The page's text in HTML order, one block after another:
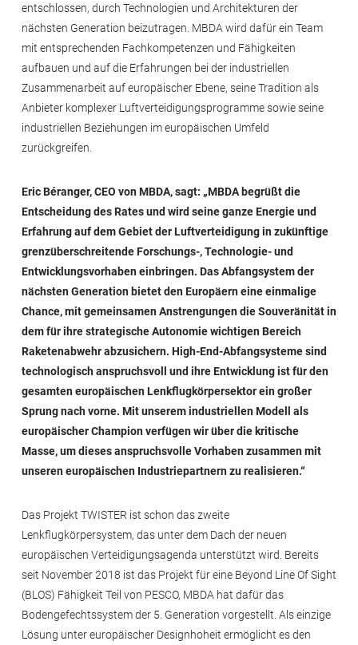
entschlossen, durch Technologien und Architekturen der
nächsten Generation beizutragen. MBDA wird dafür ein Team
mit entsprechenden Fachkompetenzen und Fähigkeiten
aufbauen und auf die Erfahrungen bei der industriellen
Zusammenarbeit auf europäischer Ebene, seine Tradition als
Anbieter komplexer Luftverteidigungsprogramme sowie seine
industriellen Beziehungen im europäischen Umfeld
zurückgreifen.
Eric Béranger, CEO von MBDA, sagt: „MBDA begrüßt die
Entscheidung des Rates und wird seine ganze Energie und
Erfahrung auf dem Gebiet der Luftverteidigung in zukünftige
grenzüberschreitende Forschungs-, Technologie- und
Entwicklungsvorhaben einbringen. Das Abfangsystem der
nächsten Generation bietet den Europäern eine einmalige
Chance, mit gemeinsamen Anstrengungen die Souveränität in
dem für ihre strategische Autonomie wichtigen Bereich
Raketenabwehr abzusichern. High-End-Abfangsysteme sind
technologisch anspruchsvoll und ihre Entwicklung ist für den
gesamten europäischen Lenkflugkörpersektor ein großer
Sprung nach vorne. Mit unserem industriellen Modell als
europäischer Champion verfügen wir über die kritische
Masse, um dieses anspruchsvolle Vorhaben zusammen mit
unseren europäischen Industriepartnern zu realisieren.“
Das Projekt TWISTER ist schon das zweite
Lenkflugkörpersystem, das unter dem Dach der neuen
europäischen Verteidigungsagenda unterstützt wird. Bereits
seit November 2018 ist das Projekt für eine Beyond Line Of Sight
(BLOS) Fähigkeit Teil von PESCO, MBDA hat dafür das
Bodengefechtssystem der 5. Generation vorgestellt. Als einzige
Lösung unter europäischer Designhoheit ermöglicht es den